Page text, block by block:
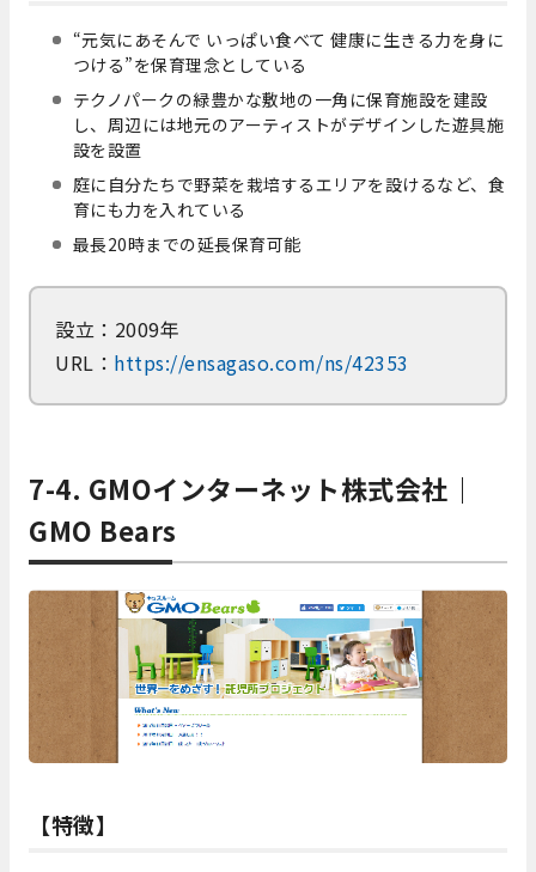
“元気にあそんで いっぱい食べて 健康に生きる力を身に
つける”を保育理念としている
テクノパークの緑豊かな敷地の一角に保育施設を建設
し、周辺には地元のアーティストがデザインした遊具施
設を設置
庭に自分たちで野菜を栽培するエリアを設けるなど、食
育にも力を入れている
最長20時までの延長保育可能
設立：2009年
URL： https://ensagaso.com/ns/42353
7-4. GMOインターネット株式会社｜
GMO Bears
【特徴】